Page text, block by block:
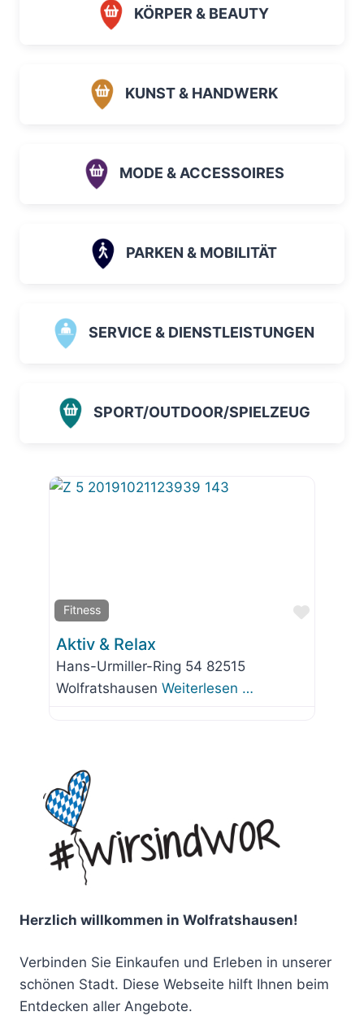
KÖRPER & BEAUTY
KUNST & HANDWERK
MODE & ACCESSOIRES
PARKEN & MOBILITÄT
SERVICE & DIENSTLEISTUNGEN
SPORT/OUTDOOR/SPIELZEUG
Fitness
Favorit
Aktiv & Relax
Hans-Urmiller-Ring 54 82515
Wolfratshausen Weiterlesen …
Herzlich willkommen in Wolfratshausen!
Verbinden Sie Einkaufen und Erleben in unserer
schönen Stadt. Diese Webseite hilft Ihnen beim
Entdecken aller Angebote.